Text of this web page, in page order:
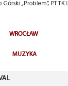
„Problem”, PTTK
WROCŁAW
MUZYKA